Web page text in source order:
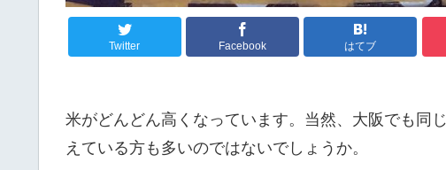
Twitter Facebook はてブ
米がどんどん高くなっています。当然、大阪でも同
えている方も多いのではないでしょうか。